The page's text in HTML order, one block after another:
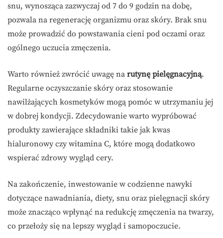
snu, wynosząca zazwyczaj od 7 do 9 godzin na dobę,
pozwala na regenerację organizmu oraz skóry. Brak snu
może prowadzić do powstawania cieni pod oczami oraz
ogólnego uczucia zmęczenia.
Warto również zwrócić uwagę na rutynę pielęgnacyjną.
Regularne oczyszczanie skóry oraz stosowanie
nawilżających kosmetyków mogą pomóc w utrzymaniu jej
w dobrej kondycji. Zdecydowanie warto wypróbować
produkty zawierające składniki takie jak kwas
hialuronowy czy witamina C, które mogą dodatkowo
wspierać zdrowy wygląd cery.
Na zakończenie, inwestowanie w codzienne nawyki
dotyczące nawadniania, diety, snu oraz pielęgnacji skóry
może znacząco wpłynąć na redukcję zmęczenia na twarzy,
co przełoży się na lepszy wygląd i samopoczucie.